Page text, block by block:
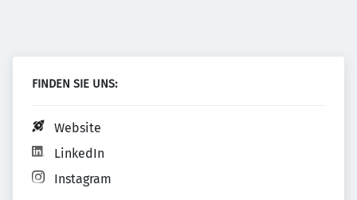
FINDEN SIE UNS:
Website
LinkedIn
Instagram